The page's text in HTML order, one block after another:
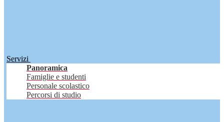
Servizi
Panoramica
Famiglie e studenti
Personale scolastico
Percorsi di studio